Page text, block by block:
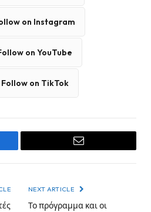
on Instagram
on YouTube
Follow on TikTok
Email
NEXT ARTICLE
Το πρόγραμμα και οι